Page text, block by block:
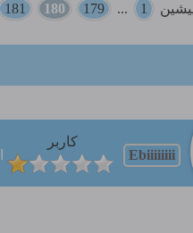
1
...
179
180
181
Ebiiiiiiii
کاربر